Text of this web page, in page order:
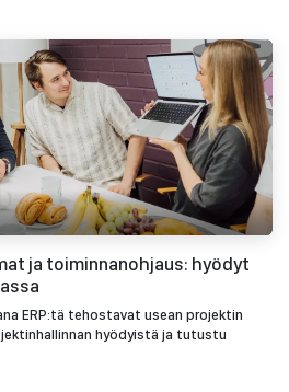
ja toiminnanohjaus: hyödyt
ERP:tä tehostavat usean projektin
hyödyistä ja tutustu